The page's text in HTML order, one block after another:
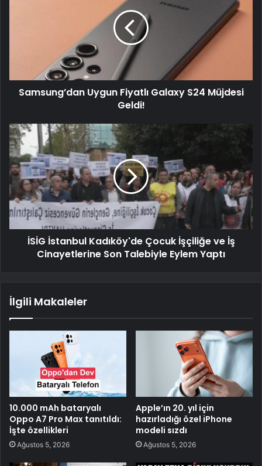
Samsung’dan Uygun Fiyatlı Galaxy S24 Müjdesi
Geldi!
İSİG İstanbul Kadıköy'de Çocuk İşçiliğe ve İş
Cinayetlerine Son Talebiyle Eylem Yaptı
İlgili Makaleler
10.000 mAh bataryalı
Oppo A7 Pro Max tanıtıldı:
İşte özellikleri
Ağustos 5, 2026
Apple’ın 20. yıl için
hazırladığı özel iPhone
modeli sızdı
Ağustos 5, 2026